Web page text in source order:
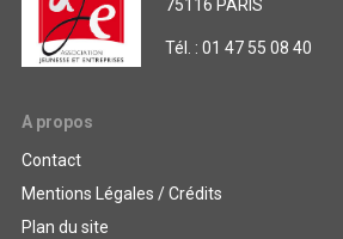
75116 PARIS
Tél. : 01 47 55 08 40
A propos
Contact
Mentions Légales / Crédits
Plan du site